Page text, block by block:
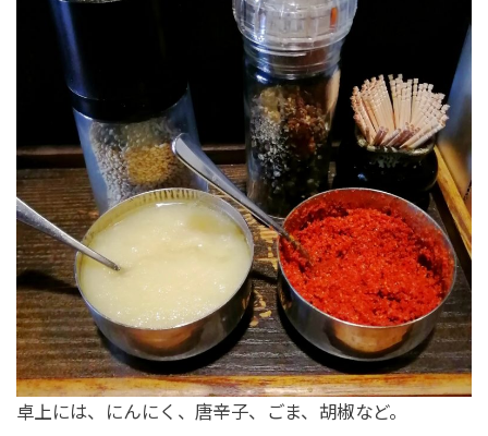
卓上には、にんにく、唐辛子、ごま、胡椒など。